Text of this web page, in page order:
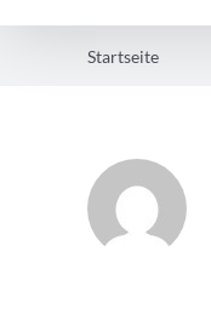
Startseite